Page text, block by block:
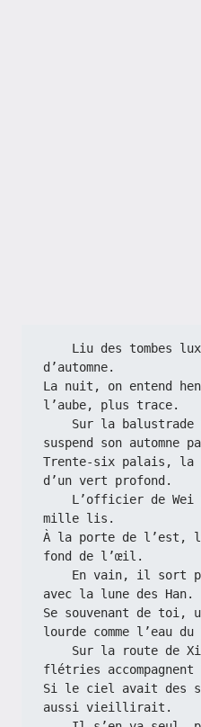
d’automne.
La nuit, on entend
l’aube, plus trace.
suspend son automne
Trente-six palais,
d’un vert profond.
mille lis.
À la porte de l’est,
fond de l’œil.
avec la lune des Han.
Se souvenant de toi,
lourde comme l’eau du
flétries accompagnent
Si le ciel avait des
aussi vieillirait.